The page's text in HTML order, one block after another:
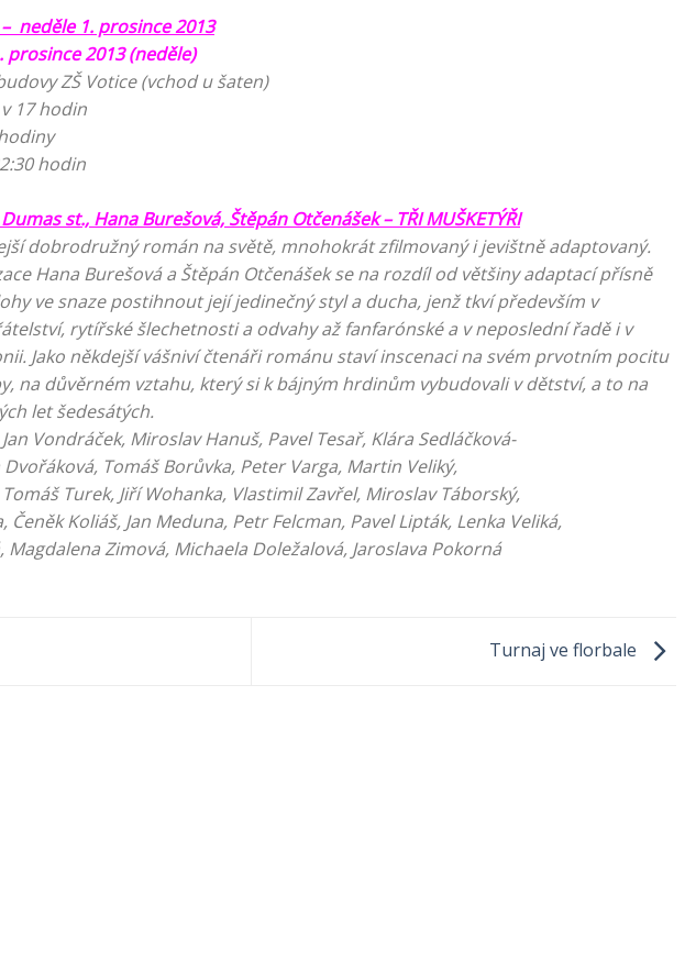
neděle 1. prosince 2013
2013 (neděle)
ZŠ Votice (vchod u šaten)
17 hodin
hodin
st., Hana Burešová, Štěpán Otčenášek – TŘI MUŠKETÝŘI
román na světě, mnohokrát zfilmovaný i jevištně adaptovaný.
Hana Burešová a Štěpán Otčenášek se na rozdíl od většiny adaptací přísně
ve snaze postihnout její jedinečný styl a ducha, jenž tkví především v
rytířské šlechetnosti a odvahy až fanfarónské a v neposlední řadě i v
Jako někdejší vášniví čtenáři románu staví inscenaci na svém prvotním pocitu
na důvěrném vztahu, který si k bájným hrdinům vybudovali v dětství, a to na
let šedesátých.
Vondráček, Miroslav Hanuš, Pavel Tesař, Klára Sedláčková-
Tomáš Borůvka, Peter Varga, Martin Veliký,
Turek, Jiří Wohanka, Vlastimil Zavřel, Miroslav Táborský,
Koliáš, Jan Meduna, Petr Felcman, Pavel Lipták, Lenka Veliká,
Zimová, Michaela Doležalová, Jaroslava Pokorná
Turnaj ve florbale